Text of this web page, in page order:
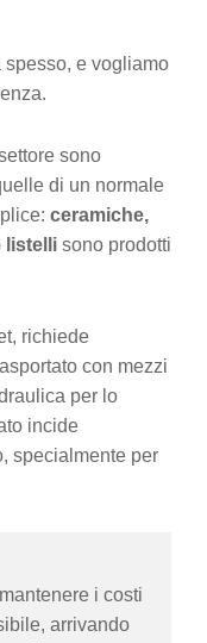
spesso, e vogliamo
sono
di un normale
ceramiche,
listelli sono prodotti
richiede
con mezzi
per lo
incide
specialmente per
i costi
arrivando